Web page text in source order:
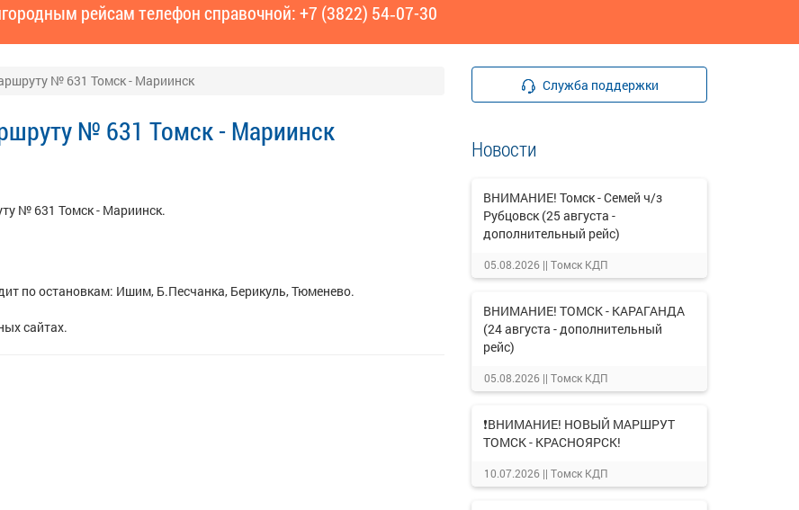
рейсам телефон справочной: +7 (3822) 54‑07-30
№ 631 Томск - Мариинск
№ 631 Томск - Мариинск
№ 631 Томск - Мариинск.
по остановкам: Ишим, Б.Песчанка, Берикуль, Тюменево.
сайтах.
Служба поддержки
Новости
ВНИМАНИЕ! Томск - Семей ч/з
Рубцовск (25 августа -
дополнительный рейс)
05.08.2026 || Томск КДП
ВНИМАНИЕ! ТОМСК - КАРАГАНДА
(24 августа - дополнительный
рейс)
05.08.2026 || Томск КДП
❗ВНИМАНИЕ! НОВЫЙ МАРШРУТ
ТОМСК - КРАСНОЯРСК!
10.07.2026 || Томск КДП